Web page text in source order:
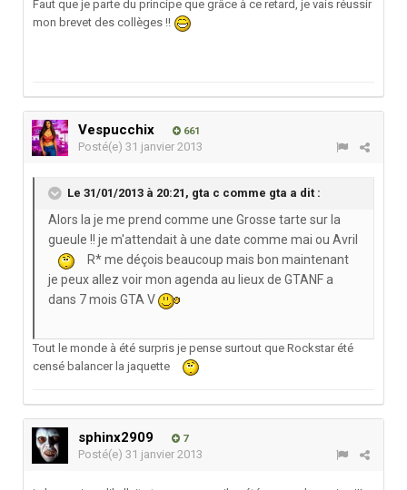
Faut que je parte du principe que grâce à ce retard, je vais réussir
mon brevet des collèges !!
Vespucchix 661
Posté(e) 31 janvier 2013
Le 31/01/2013 à 20:21, gta c comme gta a dit :
Alors la je me prend comme une Grosse tarte sur la
gueule !! je m'attendait à une date comme mai ou Avril
R* me déçois beaucoup mais bon maintenant
je peux allez voir mon agenda au lieux de GTANF a
dans 7 mois GTA V
Tout le monde à été surpris je pense surtout que Rockstar été
censé balancer la jaquette
sphinx2909 7
Posté(e) 31 janvier 2013